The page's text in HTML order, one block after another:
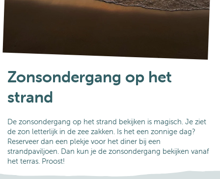
Zonsondergang op het
strand
De zonsondergang op het strand bekijken is magisch. Je ziet
de zon letterlijk in de zee zakken. Is het een zonnige dag?
Reserveer dan een plekje voor het diner bij een
strandpaviljoen. Dan kun je de zonsondergang bekijken vanaf
het terras. Proost!